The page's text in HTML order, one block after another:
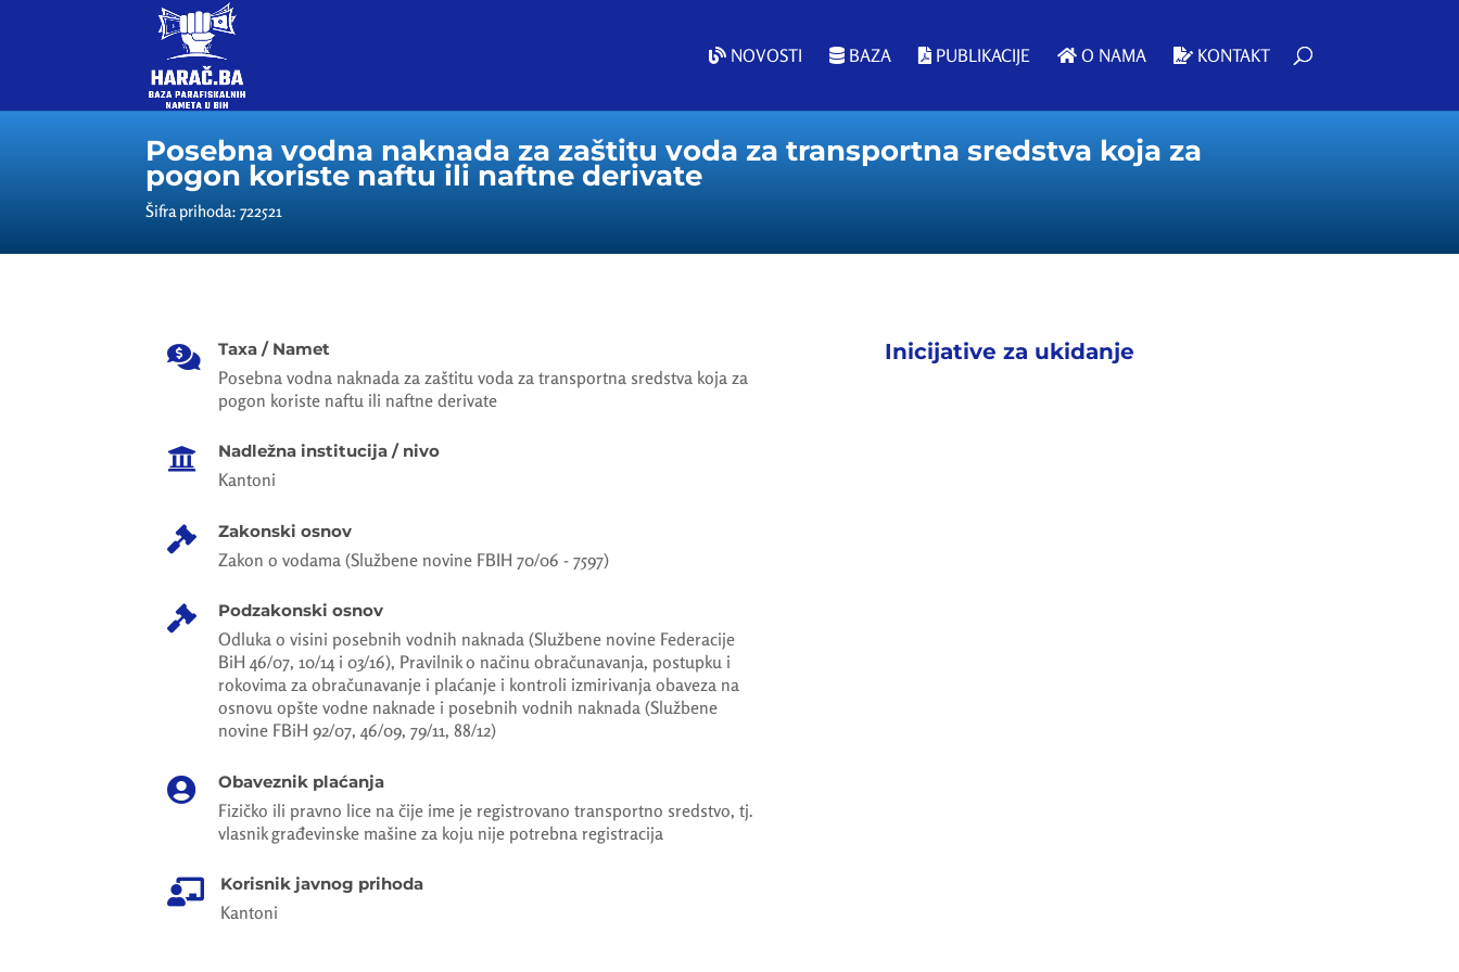
NOVOSTI BAZA PUBLIKACIJE O NAMA KONTAKT
Posebna vodna naknada za zaštitu voda za transportna sredstva koja za
pogon koriste naftu ili naftne derivate
Šifra prihoda: 722521
 Taxa / Namet
Posebna vodna naknada za zaštitu voda za transportna sredstva koja za
pogon koriste naftu ili naftne derivate
 Nadležna institucija / nivo
Kantoni
 Zakonski osnov
Zakon o vodama (Službene novine FBIH 70/06 - 7597)
 Podzakonski osnov
Odluka o visini posebnih vodnih naknada (Službene novine Federacije
BiH 46/07, 10/14 i 03/16), Pravilnik o načinu obračunavanja, postupku i
rokovima za obračunavanje i plaćanje i kontroli izmirivanja obaveza na
osnovu opšte vodne naknade i posebnih vodnih naknada (Službene
novine FBiH 92/07, 46/09, 79/11, 88/12)
 Obaveznik plaćanja
Fizičko ili pravno lice na čije ime je registrovano transportno sredstvo, tj.
vlasnik građevinske mašine za koju nije potrebna registracija
 Korisnik javnog prihoda
Kantoni
Inicijative za ukidanje